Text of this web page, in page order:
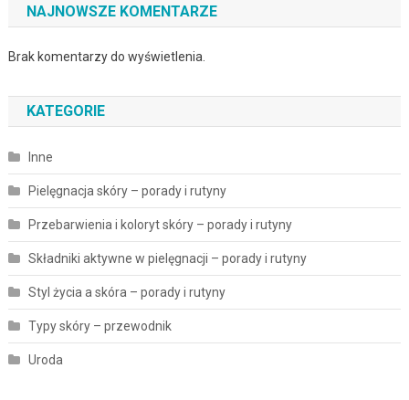
NAJNOWSZE KOMENTARZE
Brak komentarzy do wyświetlenia.
KATEGORIE
Inne
Pielęgnacja skóry – porady i rutyny
Przebarwienia i koloryt skóry – porady i rutyny
Składniki aktywne w pielęgnacji – porady i rutyny
Styl życia a skóra – porady i rutyny
Typy skóry – przewodnik
Uroda